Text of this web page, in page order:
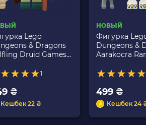
Lego
& Dragons
Druid Games
5 Новый
1
₴
Кешбек 22 ₴
НОВЫЙ
Фигурка
Dungeons &
Aarakocra
coldnd-6
499 ₴
Кешбек 24